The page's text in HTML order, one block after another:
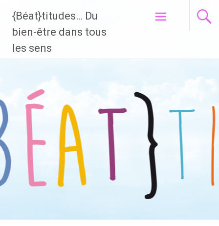
{Béat}titudes… Du
bien-être dans tous
les sens